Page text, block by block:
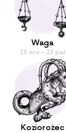
Waga
23 wrz – 22 paź
Koziorożec